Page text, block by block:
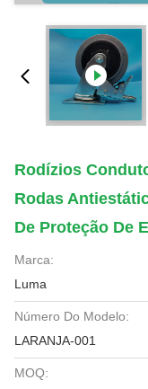
Rodízios
Rodas
De Proteção De
Marca:
Luma
Número Do Modelo:
LARANJA-001
MOQ: